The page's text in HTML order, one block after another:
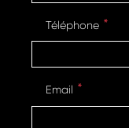
Téléphone
Email